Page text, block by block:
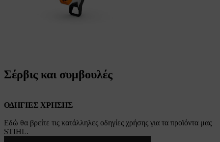
Σέρβις και συμβουλές
ΟΔΗΓΙΕΣ ΧΡΗΣΗΣ
Εδώ θα βρείτε τις κατάλληλες οδηγίες χρήσης για τα προϊόντα μας
STIHL.